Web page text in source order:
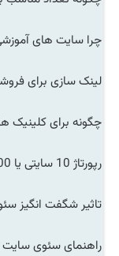
چرا سایت های
لینک سازی برای
چگونه برای کلینیک
رپورتاژ 10 سایتی یا 100 سایتی؟
تاثیر شگفت انگیز
راهنمای سئوی